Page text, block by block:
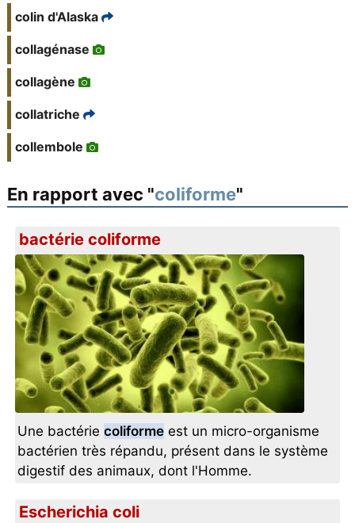
colin d'Alaska
collagénase
collagène
collatriche
collembole
En rapport avec "coliforme"
bactérie coliforme
Une bactériecoliforme est un micro-organisme
bactérien très répandu, présent dans le système
digestif des animaux, dont l'Homme.
Escherichia coli